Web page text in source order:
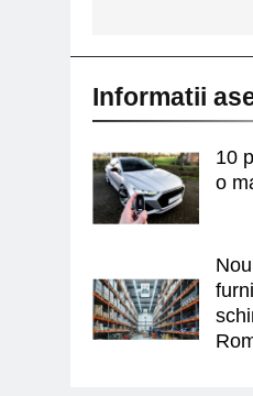
Informatii
10
o